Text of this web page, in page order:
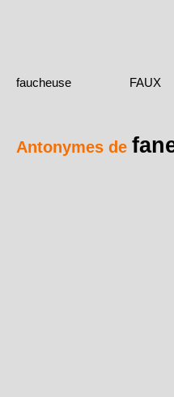
faucheuse FAUX
Antonymes de